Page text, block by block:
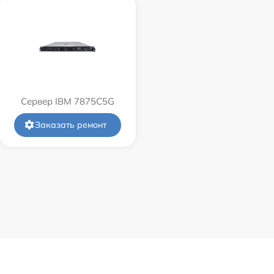
Сервер IBM 7875C5G
Заказать ремонт